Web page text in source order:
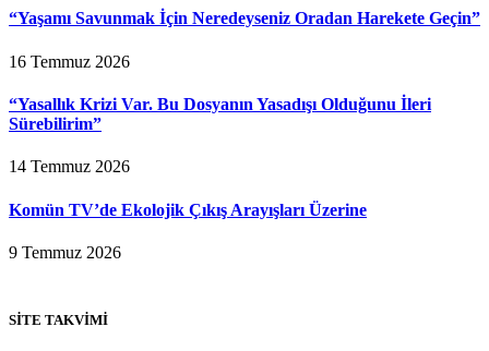
“Yaşamı Savunmak İçin Neredeyseniz Oradan Harekete Geçin”
16 Temmuz 2026
“Yasallık Krizi Var. Bu Dosyanın Yasadışı Olduğunu İleri
Sürebilirim”
14 Temmuz 2026
Komün TV’de Ekolojik Çıkış Arayışları Üzerine
9 Temmuz 2026
SİTE TAKVİMİ